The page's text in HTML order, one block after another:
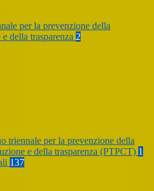
per la prevenzione della
della trasparenza 2
triennale per la prevenzione della
e della trasparenza (PTPCT) 1
137